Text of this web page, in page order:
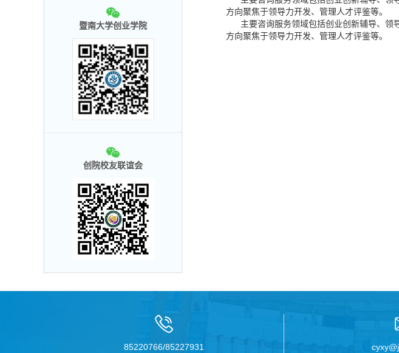
暨南大学创业学院
创院校友联谊会
方向聚焦于领导力开发、管理人才评鉴等。
主要咨询服务领域包括创业创新辅导、领
方向聚焦于领导力开发、管理人才评鉴等。
85220766/85227931